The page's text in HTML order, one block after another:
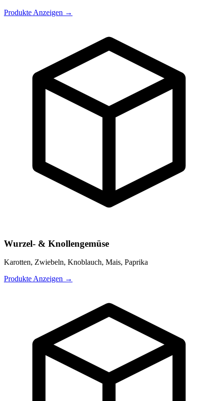
Produkte Anzeigen →
Wurzel- & Knollengemüse
Karotten, Zwiebeln, Knoblauch, Mais, Paprika
Produkte Anzeigen →